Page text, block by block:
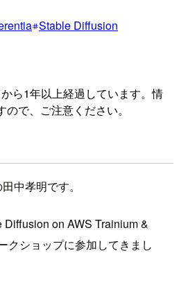
Stable Diffusion
ら1年以上経過しています。情
で、ご注意ください。
中孝明です。
on AWS Trainium &
クショップに参加してきまし